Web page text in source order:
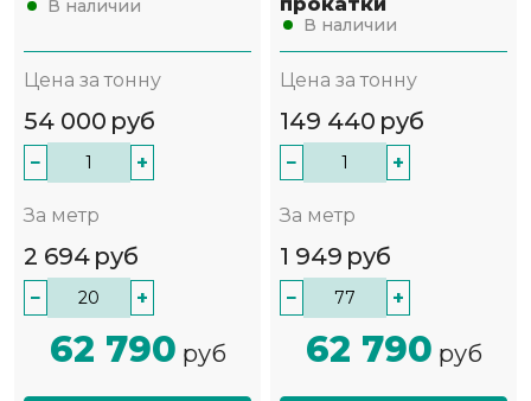
В наличии
Цена за тонну
54 000 руб
− +
За метр
2 694 руб
− +
62 790 руб
В наличии
Цена за тонну
149 440 руб
− +
За метр
1 949 руб
− +
62 790 руб